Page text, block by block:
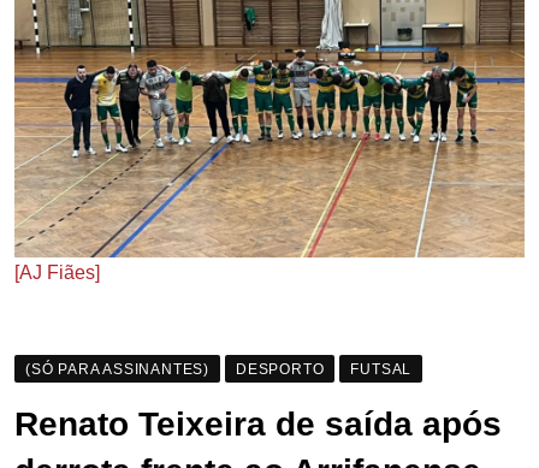
[AJ Fiães]
(SÓ PARA ASSINANTES) DESPORTO FUTSAL
Renato Teixeira de saída após